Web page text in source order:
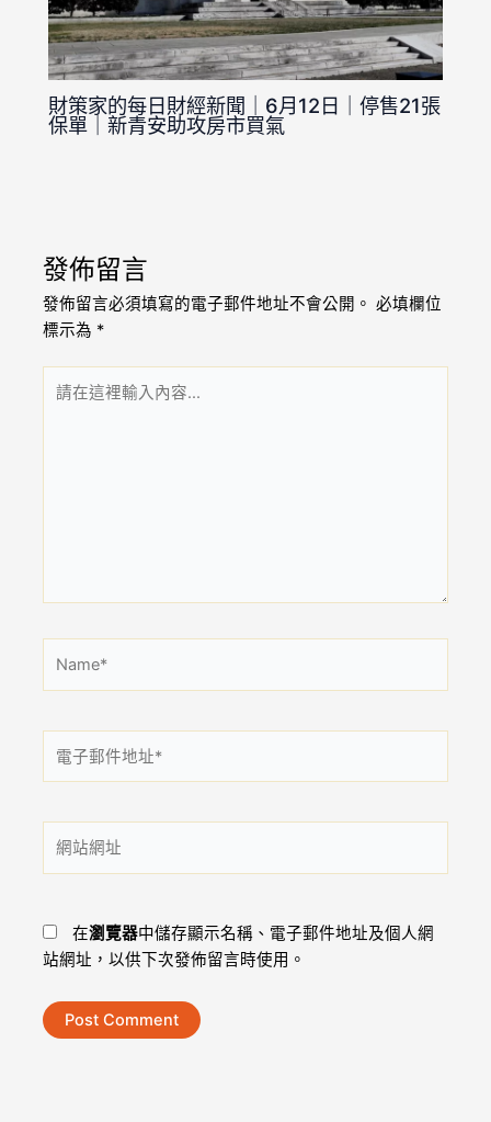
財策家的每日財經新聞｜6月12日｜停售21張
保單｜新青安助攻房市買氣
發佈留言
發佈留言必須填寫的電子郵件地址不會公開。 必填欄位
標示為 *
在
子
件
地
址
站
在瀏覽器中儲存顯示名稱、電子郵件地址及個人網
站網址，以供下次發佈留言時使用。